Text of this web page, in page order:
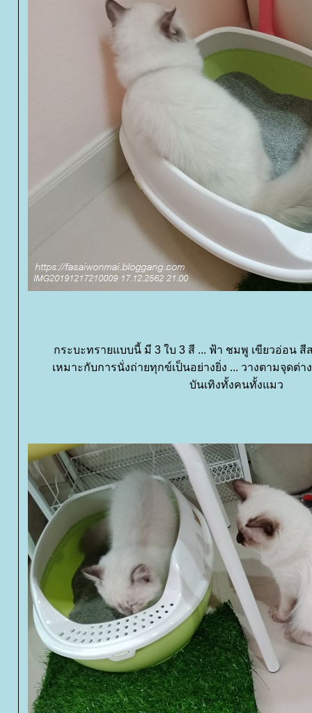
กระบะทรายแบบนี้ มี 3 ใบ 3 สี ... ฟ้า ชมพู เขียวอ่อน
เหมาะกับการนั่งถ่ายทุกข์เป็นอย่างยิ่ง ... วางตามจุดต่
บันเทิงทั้งคนทั้งแมว